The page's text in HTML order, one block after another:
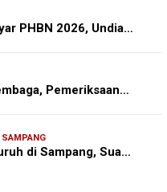
PHBN 2026, Undia…
Pemeriksaan…
SAMPANG
di Sampang, Sua…